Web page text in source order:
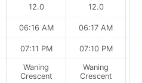
12.0
06:16 AM
07:11 PM
Waning
Crescent
12.0
06:17 AM
07:10 PM
Waning
Crescent